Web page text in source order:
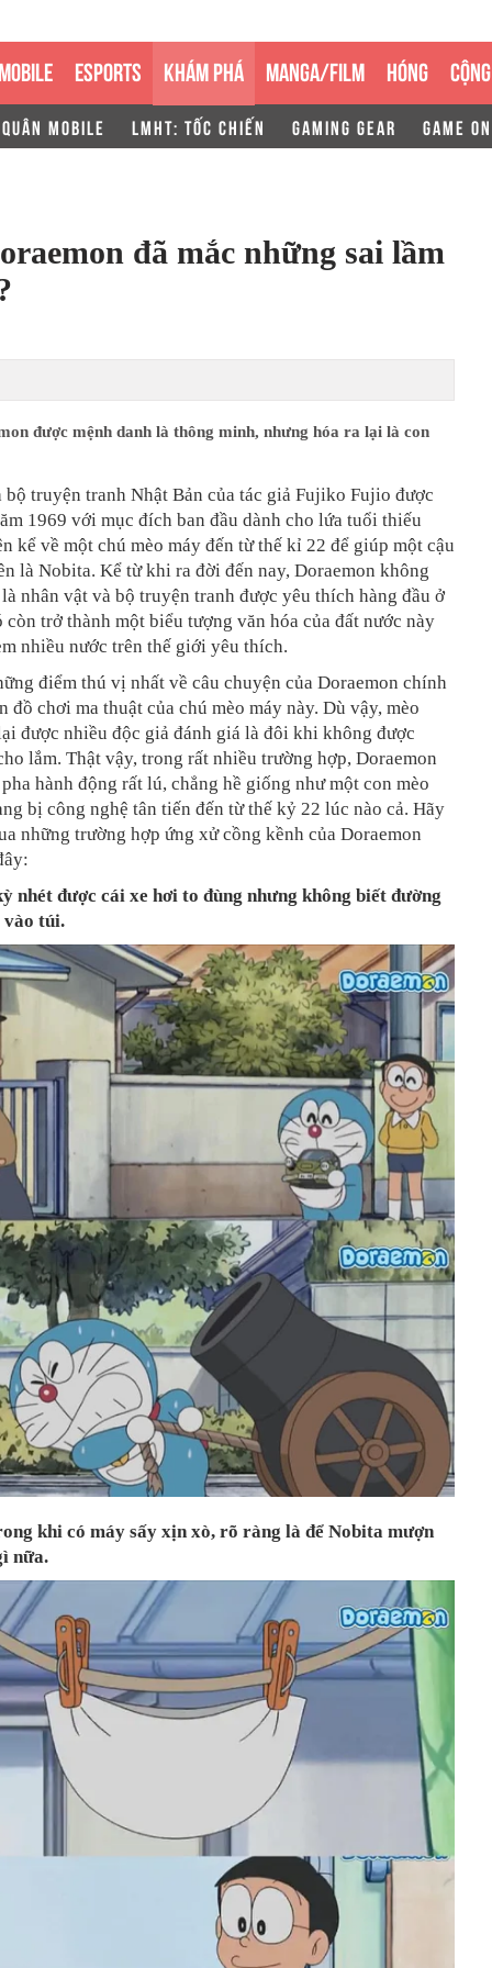
ESPORTS KHÁM PHÁ MANGA/FILM HÓNG
MOBILE LMHT: TỐC CHIẾN GAMING GEAR GAME
đã mắc những sai lầm
được mệnh danh là thông minh, nhưng hóa ra lại là con
truyện tranh Nhật Bản của tác giả Fujiko Fujio được
1969 với mục đích ban đầu dành cho lứa tuổi thiếu
kể về một chú mèo máy đến từ thế kỉ 22 để giúp một cậu
là Nobita. Kể từ khi ra đời đến nay, Doraemon không
nhân vật và bộ truyện tranh được yêu thích hàng đầu ở
còn trở thành một biểu tượng văn hóa của đất nước này
nhiều nước trên thế giới yêu thích.
điểm thú vị nhất về câu chuyện của Doraemon chính
đồ chơi ma thuật của chú mèo máy này. Dù vậy, mèo
được nhiều độc giả đánh giá là đôi khi không được
lắm. Thật vậy, trong rất nhiều trường hợp, Doraemon
hành động rất lú, chẳng hề giống như một con mèo
bị công nghệ tân tiến đến từ thế kỷ 22 lúc nào cả. Hãy
những trường hợp ứng xử cồng kềnh của Doraemon
nhét được cái xe hơi to đùng nhưng không biết đường
vào túi.
khi có máy sấy xịn xò, rõ ràng là để Nobita mượn
nữa.